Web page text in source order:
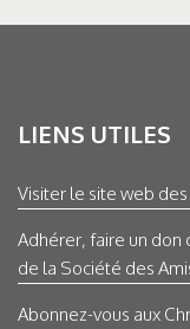
LIENS UTILES
Visiter le site web
Adhérer, faire un don
de la Société des
Abonnez-vous aux